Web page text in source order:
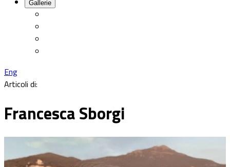
Gallerie
Eng
Articoli di:
Francesca Sborgi